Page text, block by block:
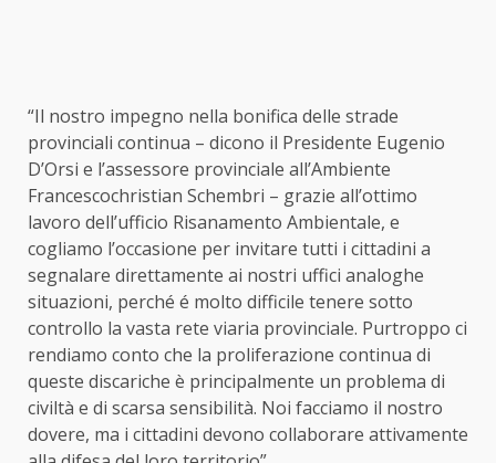
“Il nostro impegno nella bonifica delle strade
provinciali continua – dicono il Presidente Eugenio
D’Orsi e l’assessore provinciale all’Ambiente
Francescochristian Schembri – grazie all’ottimo
lavoro dell’ufficio Risanamento Ambientale, e
cogliamo l’occasione per invitare tutti i cittadini a
segnalare direttamente ai nostri uffici analoghe
situazioni, perché é molto difficile tenere sotto
controllo la vasta rete viaria provinciale. Purtroppo ci
rendiamo conto che la proliferazione continua di
queste discariche è principalmente un problema di
civiltà e di scarsa sensibilità. Noi facciamo il nostro
dovere, ma i cittadini devono collaborare attivamente